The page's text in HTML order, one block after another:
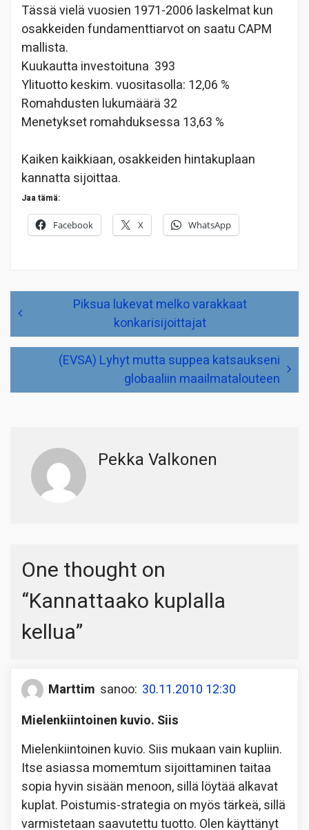
Tässä vielä vuosien 1971-2006 laskelmat kun
osakkeiden fundamenttiarvot on saatu CAPM
mallista.
Kuukautta investoituna 393
Ylituotto keskim. vuositasolla: 12,06 %
Romahdusten lukumäärä 32
Menetykset romahduksessa 13,63 %
Kaiken kaikkiaan, osakkeiden hintakuplaan
kannatta sijoittaa.
Jaa tämä:
Facebook X WhatsApp
selaus
Piksua lukevat melko varakkaat
konkarisijoittajat
(EVSA) Lyhyt mutta suppea katsaukseni
globaaliin maailmatalouteen
Pekka Valkonen
One thought on
“Kannattaako kuplalla
kellua”
Marttim sanoo: 30.11.2010 12:30
Mielenkiintoinen kuvio. Siis
Mielenkiintoinen kuvio. Siis mukaan vain kupliin.
Itse asiassa momemtum sijoittaminen taitaa
sopia hyvin sisään menoon, sillä löytää alkavat
kuplat. Poistumis-strategia on myös tärkeä, sillä
varmistetaan saavutettu tuotto. Olen käyttänyt